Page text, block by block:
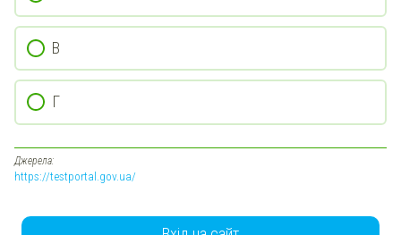
В
Г
Джерела:
https://testportal.gov.ua/